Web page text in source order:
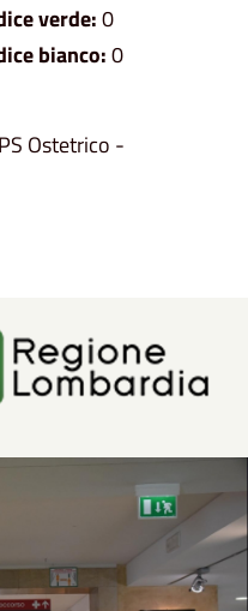
verde:0
bianco:0
Ostetrico -